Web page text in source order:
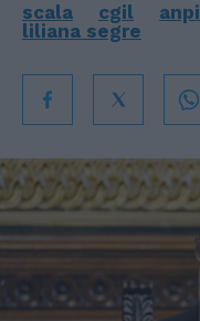
scala cgil anpi
liliana segre